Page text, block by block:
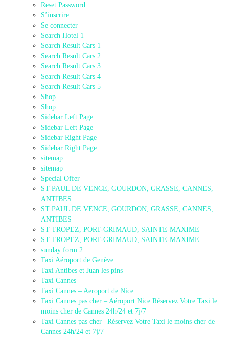
Reset Password
S’inscrire
Se connecter
Search Hotel 1
Search Result Cars 1
Search Result Cars 2
Search Result Cars 3
Search Result Cars 4
Search Result Cars 5
Shop
Shop
Sidebar Left Page
Sidebar Left Page
Sidebar Right Page
Sidebar Right Page
sitemap
sitemap
Special Offer
ST PAUL DE VENCE, GOURDON, GRASSE, CANNES,
ANTIBES
ST PAUL DE VENCE, GOURDON, GRASSE, CANNES,
ANTIBES
ST TROPEZ, PORT-GRIMAUD, SAINTE-MAXIME
ST TROPEZ, PORT-GRIMAUD, SAINTE-MAXIME
sunday form 2
Taxi Aéroport de Genève
Taxi Antibes et Juan les pins
Taxi Cannes
Taxi Cannes – Aeroport de Nice
Taxi Cannes pas cher – Aéroport Nice Réservez Votre Taxi le
moins cher de Cannes 24h/24 et 7j/7
Taxi Cannes pas cher– Réservez Votre Taxi le moins cher de
Cannes 24h/24 et 7j/7